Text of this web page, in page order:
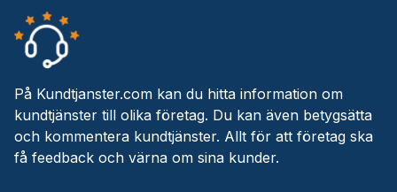
På Kundtjanster.com kan du hitta information om
kundtjänster till olika företag. Du kan även betygsätta
och kommentera kundtjänster. Allt för att företag ska
få feedback och värna om sina kunder.